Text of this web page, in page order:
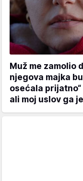
Muž me zamolio
njegova majka
osećala
ali moj uslov ga